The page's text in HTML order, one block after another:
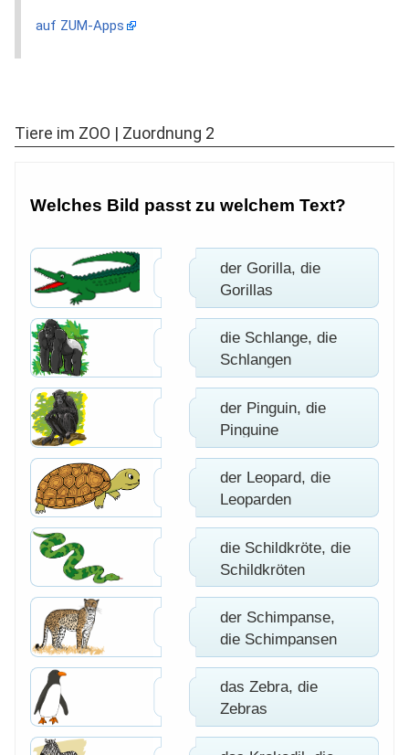
auf ZUM-Apps
Tiere im ZOO | Zuordnung 2